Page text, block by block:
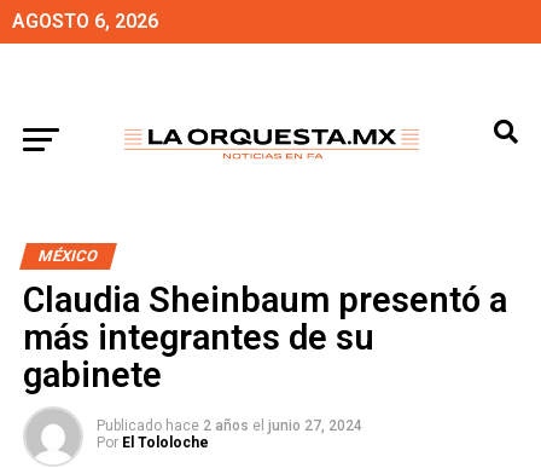
AGOSTO 6, 2026
MÉXICO
Claudia Sheinbaum presentó a
más integrantes de su
gabinete
Publicado hace 2 años el junio 27, 2024
Por El Tololoche